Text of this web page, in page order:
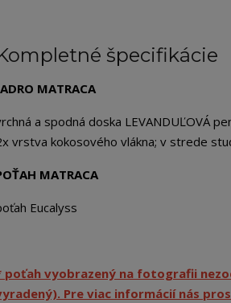
špecifikácie
MATRACA
a spodná doska LEVANDUĽOVÁ
vrstva kokosového vlákna; v strede
MATRACA
Eucalyss
poťah vyobrazený na fotografii
Pre viac informácií nás